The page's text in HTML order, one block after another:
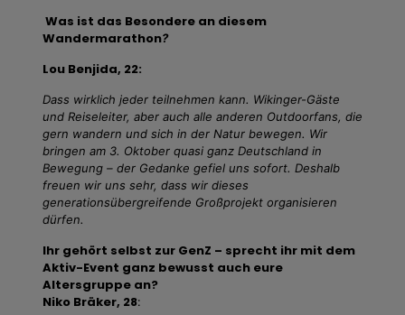
Was ist das Besondere an diesem
Wandermarathon?
Lou Benjida, 22:
Dass wirklich jeder teilnehmen kann. Wikinger-Gäste
und Reiseleiter, aber auch alle anderen Outdoorfans, die
gern wandern und sich in der Natur bewegen. Wir
bringen am 3. Oktober quasi ganz Deutschland in
Bewegung – der Gedanke gefiel uns sofort. Deshalb
freuen wir uns sehr, dass wir dieses
generationsübergreifende Großprojekt organisieren
dürfen.
Ihr gehört selbst zur GenZ – sprecht ihr mit dem
Aktiv-Event ganz bewusst auch eure
Altersgruppe an?
Niko Bräker, 28: